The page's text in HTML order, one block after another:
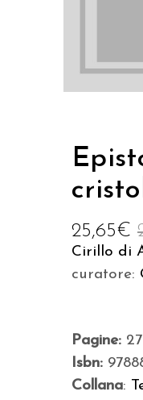
25,65€
Cirillo di
curatore:
Pagine:
Isbn:
Collana: